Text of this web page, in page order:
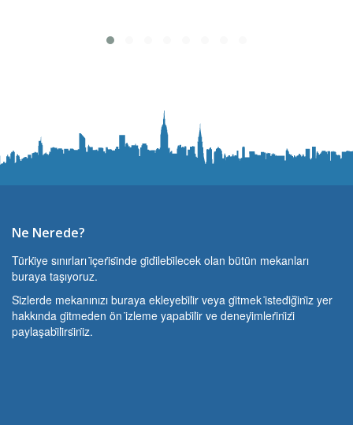
Ne Nerede?
Türki̇ye sınırları i̇çeri̇si̇nde gi̇di̇lebi̇lecek olan bütün mekanları
buraya taşıyoruz.
Si̇zlerde mekanınızı buraya ekleyebi̇li̇r veya gi̇tmek i̇stedi̇ği̇ni̇z yer
hakkında gi̇tmeden ön i̇zleme yapabi̇li̇r ve deneyi̇mleri̇ni̇zi̇
paylaşabi̇li̇rsi̇ni̇z.